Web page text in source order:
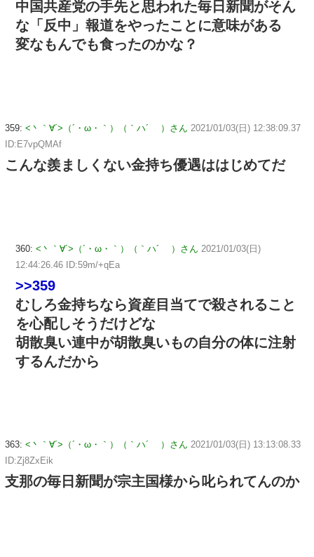
中国共産党の手先と思われた毎日新聞がそん
な「反中」報道をやったことに意味がある
変なもんでも食ったのかな？
359: <丶｀∀´>（´・ω・｀）（｀ハ´ ）さん 2021/01/03(日) 12:38:09.37
ID:E7vpQMAf
こんな羨ましくない金持ち優遇ははじめてだ
360: <丶｀∀´>（´・ω・｀）（｀ハ´ ）さん 2021/01/03(日)
12:44:26.46 ID:59m/+qEa
>>359
むしろ金持ちなら資産目当てで殺されること
を心配しそうだけどな
胡散臭い連中が胡散臭いもの自分の体に注射
するんだから
363: <丶｀∀´>（´・ω・｀）（｀ハ´ ）さん 2021/01/03(日) 13:13:08.33
ID:Zj8ZxEik
支那の毎日新聞が宗主国様から叱られてんのか